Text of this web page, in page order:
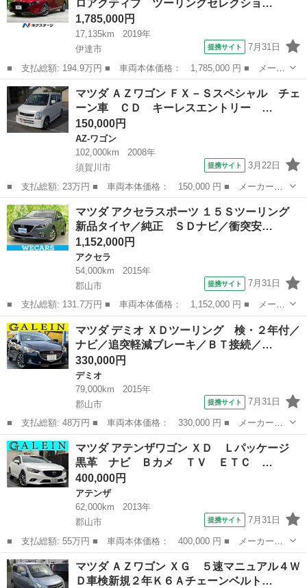
量： 3...
ロアクティブ ツーリングセレクショ…
1,785,000円
17,135km
2019年
伊達市
提携サイト 7月31日
■ 支払総額: 194.9万円 ■ 車両本体価格： 1,785,000 円 ■ メーカ
ー名： マツダ ■ 車種名： ＭＡＺＤＡ３ファストバック ■ グレ
ード名： ２０Ｓプロアクティブ ツーリングセレクション ＢＯＳ
Ｅサウン...
福島 伊達市 マツダ
マツダ ＡＺワゴン ＦＸ－Ｓスペシャル チェ
ーン車 ＣＤ キーレスエントリー …
150,000円
AZ-ワゴン
102,000km
2008年
須賀川市
提携サイト 3月22日
■ 支払総額: 23万円 ■ 車両本体価格： 150,000 円 ■ メーカー
名： マツダ ■ 車種名： ＡＺワゴン ■ グレード名： ＦＸ－Ｓ
スペシャル チェーン車 ＣＤ キーレスエントリー １４インチア
ルミ 盗難防止シ...
福島 須賀川市 AZ-ワゴン
マツダ アクセラスポーツ １５Ｓツーリング
新品タイヤ／純正 ＳＤナビ／衝突安…
1,152,000円
アクセラ
54,000km
2015年
郡山市
提携サイト 7月31日
■ 支払総額: 131.7万円 ■ 車両本体価格： 1,152,000 円 ■ メーカ
ー名： マツダ ■ 車種名： アクセラスポーツ ■ グレード名：
１５Ｓツーリング 新品タイヤ／純正 ＳＤナビ／衝突安全装置／ヘ
ッドラン...
福島 郡山市 アクセラ
マツダ デミオ ＸＤツーリング 検・２年付／
ナビ／追突軽減ブレーキ／ＢＴ接続／…
330,000円
デミオ
79,000km
2015年
郡山市
提携サイト 7月31日
■ 支払総額: 48万円 ■ 車両本体価格： 330,000 円 ■ メーカー
名： マツダ ■ 車種名： デミオ ■ グレード名： ＸＤツーリン
グ 検・２年付／ナビ／追突軽減ブレーキ／ＢＴ接続／ＥＴＣ／禁煙
／スマートブレー...
福島 郡山市 デミオ
マツダ アテンザワゴン ＸＤ Ｌパッケージ
黒革 ナビ Ｂカメ ＴＶ ＥＴＣ …
400,000円
アテンザ
62,000km
2013年
郡山市
提携サイト 7月31日
■ 支払総額: 55万円 ■ 車両本体価格： 400,000 円 ■ メーカー
名： マツダ ■ 車種名： アテンザワゴン ■ グレード名： Ｘ
Ｄ Ｌパッケージ 黒革 ナビ Ｂカメ ＴＶ ＥＴＣ Ｐシート
Ｓヒーター Ｄバイ...
福島 郡山市 アテンザ
マツダ ＡＺワゴン ＸＧ ５速マニュアル４Ｗ
Ｄ車検新規２年Ｋ６Ａチェーンベルト…